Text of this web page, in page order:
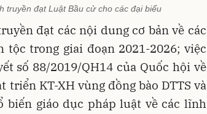
truyền đạt Luật Bầu cử cho các đại biểu
đạt các nội dung cơ bản về các
trong giai đoạn 2021-2026; việc
số 88/2019/QH14 của Quốc hội về
triển KT-XH vùng đồng bào DTTS và
biến giáo dục pháp luật về các lĩnh